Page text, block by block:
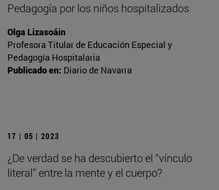
Pedagogía por los niños hospitalizados
Olga Lizasoáin
Profesora Titular de Educación Especial y
Pedagogía Hospitalaria
Publicado en: Diario de Navarra
17 | 05 | 2023
¿De verdad se ha descubierto el “vínculo
literal” entre la mente y el cuerpo?